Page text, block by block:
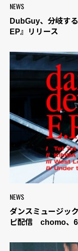
NEWS
DubGuy、分岐す
EP』リリース
NEWS
ダンスミュージッ
ピ配信 chomo、